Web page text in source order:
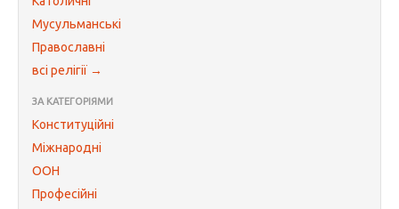
Мусульманські
Православні
всі релігії →
ЗА КАТЕГОРІЯМИ
Конституційні
Міжнародні
ООН
Професійні